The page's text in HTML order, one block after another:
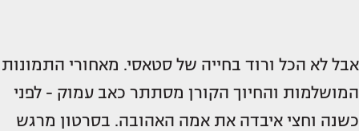
אבל לא הכל ורוד בחייה של סטאסי. מאחורי התמונות
המושלמות והחיוך הקורן מסתתר כאב עמוק - לפני
כשנה וחצי איבדה את אמה האהובה. בסרטון מרגש